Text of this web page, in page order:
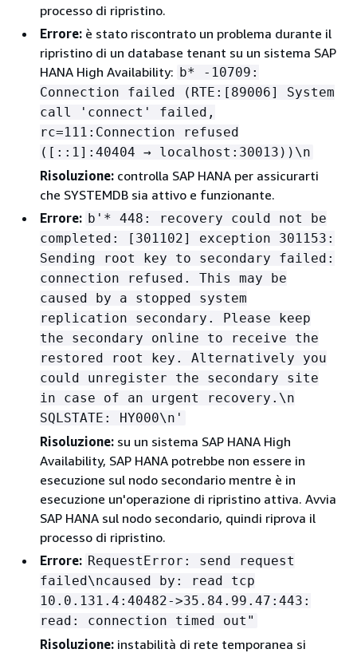
processo di ripristino.
Errore: è stato riscontrato un problema durante il
ripristino di un database tenant su un sistema SAP
HANA High Availability: b* -10709:
Connection failed (RTE:[89006] System
call 'connect' failed,
rc=111:Connection refused
([::1]:40404 → localhost:30013))\n
Risoluzione: controlla SAP HANA per assicurarti
che SYSTEMDB sia attivo e funzionante.
Errore: b'* 448: recovery could not be
completed: [301102] exception 301153:
Sending root key to secondary failed:
connection refused. This may be
caused by a stopped system
replication secondary. Please keep
the secondary online to receive the
restored root key. Alternatively you
could unregister the secondary site
in case of an urgent recovery.\n
SQLSTATE: HY000\n'
Risoluzione: su un sistema SAP HANA High
Availability, SAP HANA potrebbe non essere in
esecuzione sul nodo secondario mentre è in
esecuzione un'operazione di ripristino attiva. Avvia
SAP HANA sul nodo secondario, quindi riprova il
processo di ripristino.
Errore: RequestError: send request
failed\ncaused by: read tcp
10.0.131.4:40482->35.84.99.47:443:
read: connection timed out"
Risoluzione: instabilità di rete temporanea si